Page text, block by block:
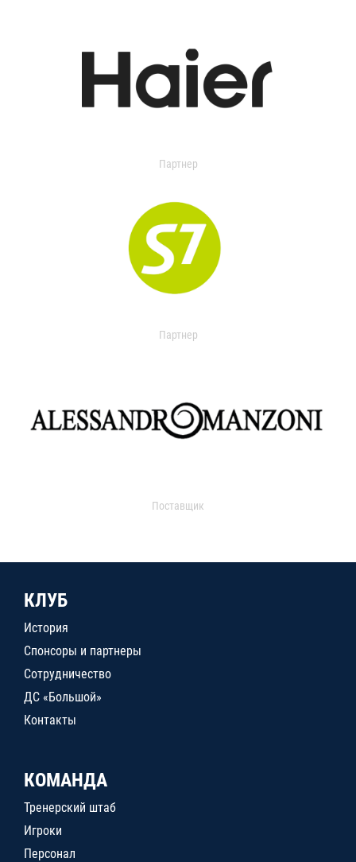
Партнер
Партнер
Поставщик
КЛУБ
История
Спонсоры и партнеры
Сотрудничество
ДС «Большой»
Контакты
КОМАНДА
Тренерский штаб
Игроки
Персонал